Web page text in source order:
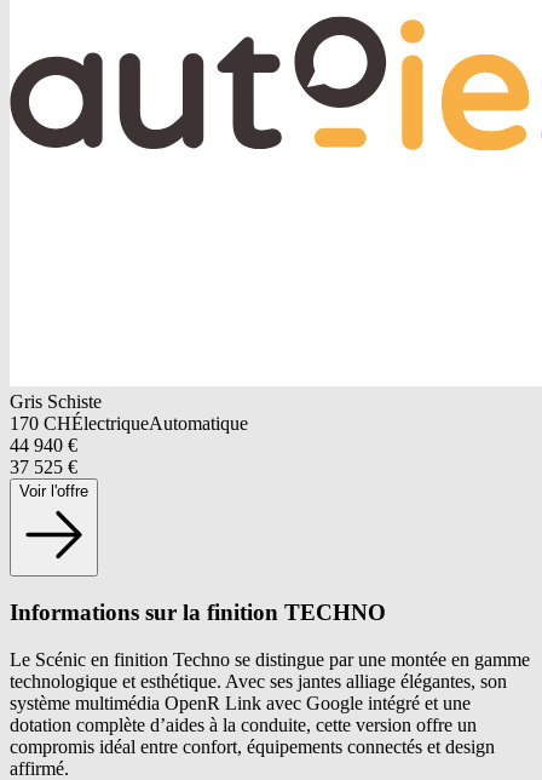
Gris Schiste
170 CHÉlectriqueAutomatique
44 940 €
37 525 €
Voir l'offre
Informations sur la finition TECHNO
Le Scénic en finition Techno se distingue par une montée en gamme
technologique et esthétique. Avec ses jantes alliage élégantes, son
système multimédia OpenR Link avec Google intégré et une
dotation complète d’aides à la conduite, cette version offre un
compromis idéal entre confort, équipements connectés et design
affirmé.